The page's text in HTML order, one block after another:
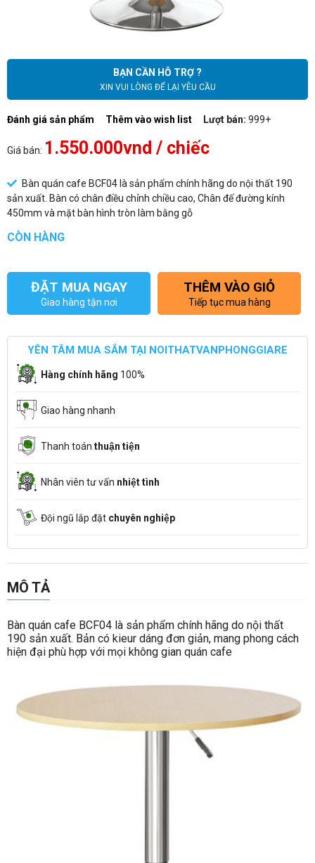
BẠN CẦN HỖ TRỢ ?
XIN VUI LÒNG ĐỂ LẠI YÊU CẦU
Đánh giá sản phẩm Thêm vào wish list Lượt bán: 999+
Giá bán: 1.550.000vnd / chiếc
Bàn quán cafe BCF04 là sản phẩm chính hãng do nội thất 190
sản xuất. Bàn có chân điều chỉnh chiều cao, Chân đế đường kính
450mm và mặt bàn hình tròn làm bằng gỗ
CÒN HÀNG
ĐẶT MUA NGAY
Giao hàng tận nơi
THÊM VÀO GIỎ
Tiếp tục mua hàng
YÊN TÂM MUA SẮM TẠI NOITHATVANPHONGGIARE
Hàng chính hãng 100%
Giao hàng nhanh
Thanh toán thuận tiện
Nhân viên tư vấn nhiệt tình
Đội ngũ lắp đặt chuyên nghiệp
MÔ TẢ
Bàn quán cafe BCF04 là sản phẩm chính hãng do nội thất
190 sản xuất. Bản có kieur dáng đơn giản, mang phong cách
hiện đại phù hợp với mọi không gian quán cafe